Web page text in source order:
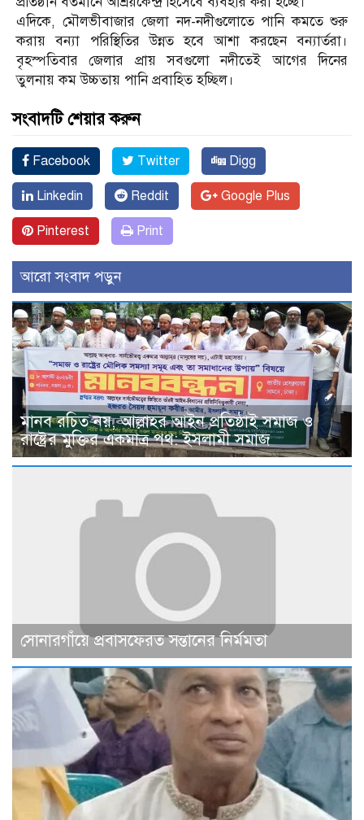
এদিকে, মৌলভীবাজার জেলা নদ-নদীগুলোতে পানি কমতে শুরু
করায় বন্যা পরিস্থিতির উন্নত হবে আশা করছেন বন্যার্তরা।
বৃহস্পতিবার জেলার প্রায় সবগুলো নদীতেই আগের দিনের
তুলনায় কম উচ্চতায় পানি প্রবাহিত হচ্ছিল।
সংবাদটি শেয়ার করুন
Facebook Twitter Digg
Linkedin Reddit Google Plus
Pinterest Print
আরো সংবাদ পড়ুন
মানব রচিত নয়, আল্লাহর আইন প্রতিষ্ঠাই সমাজ ও
রাষ্ট্রের মুক্তির একমাত্র পথ: ইসলামী সমাজ
সোনারগাঁয়ে প্রবাসফেরত সন্তানের নির্মমতা